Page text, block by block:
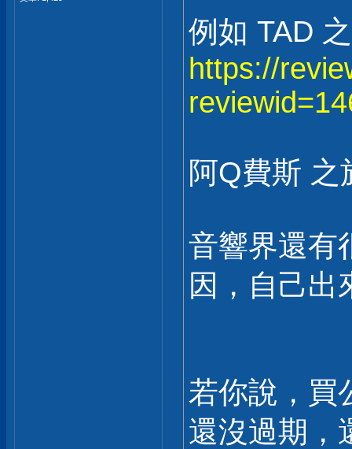
例如 TAD
https://
阿Q費斯 之
音響界還有
因，自己出
若你說，買
還沒過期，